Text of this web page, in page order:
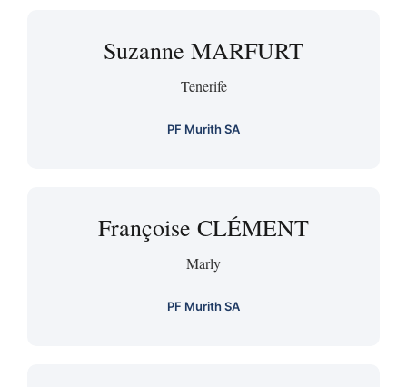
Suzanne MARFURT
Tenerife
PF Murith SA
Françoise CLÉMENT
Marly
PF Murith SA